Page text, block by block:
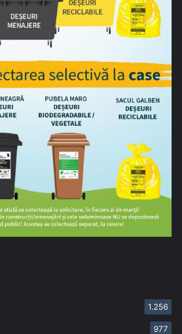
1.256
977